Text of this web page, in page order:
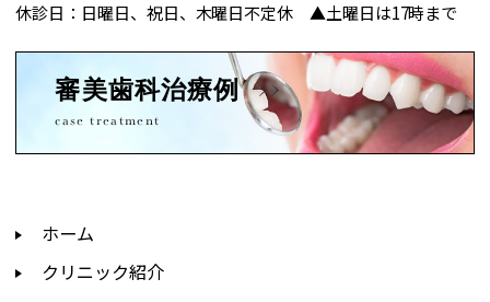
審美歯科治療例
case treatment
休診日：日曜日、祝日、木曜日不定休 ▲土曜日は17時まで
ホーム
クリニック紹介